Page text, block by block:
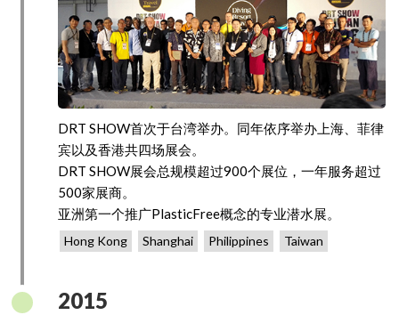
DRT SHOW首次于台湾举办。同年依序举办上海、菲律
宾以及香港共四场展会。
DRT SHOW展会总规模超过900个展位，一年服务超过
500家展商。
亚洲第一个推广PlasticFree概念的专业潜水展。
Hong Kong Shanghai Philippines Taiwan
2015